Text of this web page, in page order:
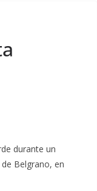
durante un
Belgrano, en